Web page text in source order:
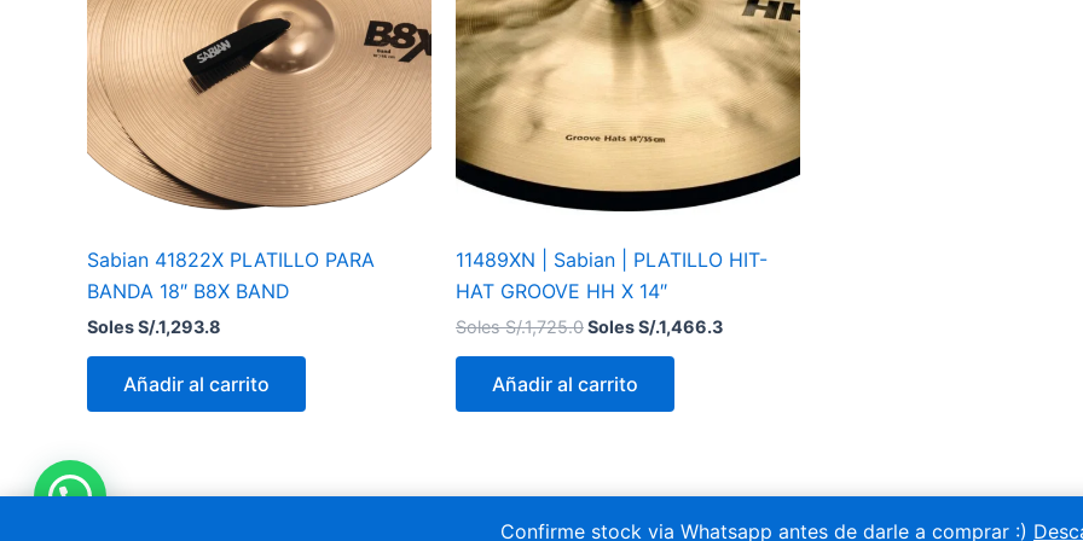
Confirme stock via Whatsapp antes de darle a comprar :)
Sabian 41822X PLATILLO PARA
BANDA 18″ B8X BAND
Soles S/.1,293.8
Añadir al carrito
11489XN | Sabian | PLATILLO HIT-
HAT GROOVE HH X 14″
Soles S/.1,725.0Soles S/.1,466.3
Añadir al carrito